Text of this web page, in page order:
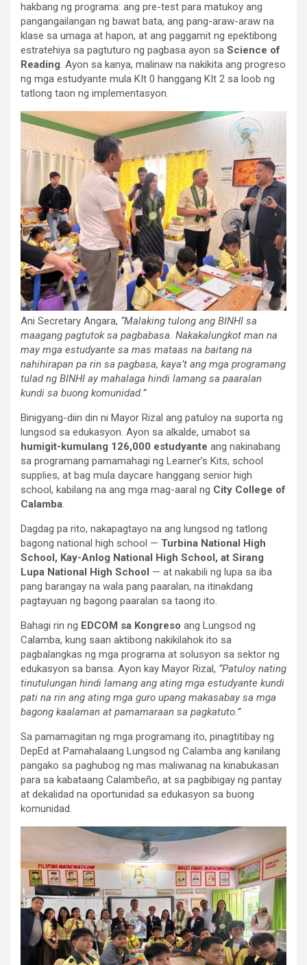
hakbang ng programa: ang pre-test para matukoy ang
pangangailangan ng bawat bata, ang pang-araw-araw na
klase sa umaga at hapon, at ang paggamit ng epektibong
estratehiya sa pagtuturo ng pagbasa ayon sa Science of
Reading. Ayon sa kanya, malinaw na nakikita ang progreso
ng mga estudyante mula KIt 0 hanggang KIt 2 sa loob ng
tatlong taon ng implementasyon.
Ani Secretary Angara, “Malaking tulong ang BINHI sa
maagang pagtutok sa pagbabasa. Nakakalungkot man na
may mga estudyante sa mas mataas na baitang na
nahihirapan pa rin sa pagbasa, kaya’t ang mga programang
tulad ng BINHI ay mahalaga hindi lamang sa paaralan
kundi sa buong komunidad.”
Binigyang-diin din ni Mayor Rizal ang patuloy na suporta ng
lungsod sa edukasyon. Ayon sa alkalde, umabot sa
humigit-kumulang 126,000 estudyante ang nakinabang
sa programang pamamahagi ng Learner’s Kits, school
supplies, at bag mula daycare hanggang senior high
school, kabilang na ang mga mag-aaral ng City College of
Calamba.
Dagdag pa rito, nakapagtayo na ang lungsod ng tatlong
bagong national high school — Turbina National High
School, Kay-Anlog National High School, at Sirang
Lupa National High School — at nakabili ng lupa sa iba
pang barangay na wala pang paaralan, na itinakdang
pagtayuan ng bagong paaralan sa taong ito.
Bahagi rin ng EDCOM sa Kongreso ang Lungsod ng
Calamba, kung saan aktibong nakikilahok ito sa
pagbalangkas ng mga programa at solusyon sa sektor ng
edukasyon sa bansa. Ayon kay Mayor Rizal, “Patuloy nating
tinutulungan hindi lamang ang ating mga estudyante kundi
pati na rin ang ating mga guro upang makasabay sa mga
bagong kaalaman at pamamaraan sa pagkatuto.”
Sa pamamagitan ng mga programang ito, pinagtitibay ng
DepEd at Pamahalaang Lungsod ng Calamba ang kanilang
pangako sa paghubog ng mas maliwanag na kinabukasan
para sa kabataang Calambeño, at sa pagbibigay ng pantay
at dekalidad na oportunidad sa edukasyon sa buong
komunidad.